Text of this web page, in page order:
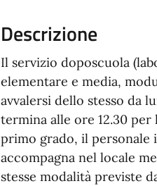
Descrizione
Il servizio doposcuola
elementare e media,
avvalersi dello stesso da
termina alle ore 12.30
primo grado, il personale
accompagna nel locale
stesse modalità previste